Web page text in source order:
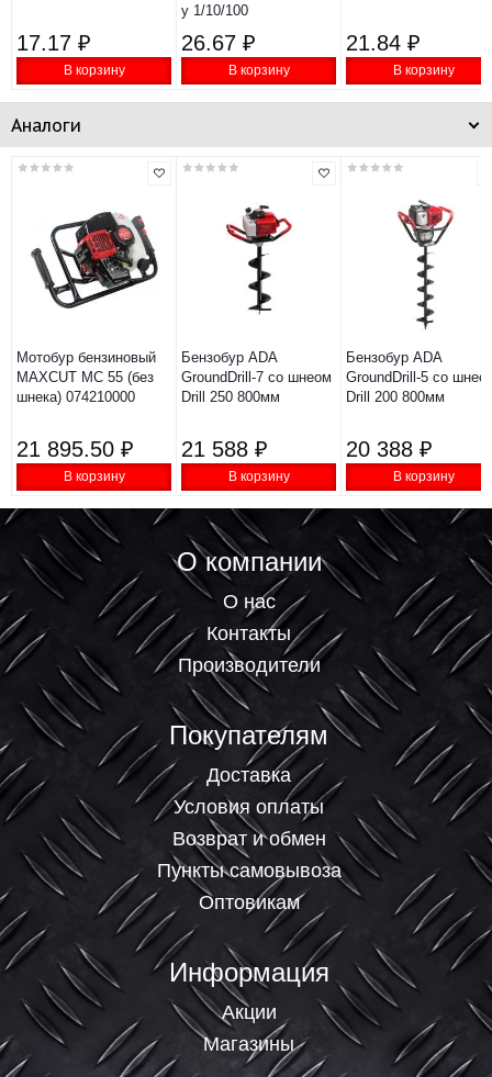
17.17 ₽
В корзину
у 1/10/100
26.67 ₽
В корзину
21.84 ₽
В корзину
Аналоги
Мотобур бензиновый
MAXCUT MC 55 (без
шнека) 074210000
21 895.50 ₽
В корзину
Бензобур ADA
GroundDrill-7 со шнеом
Drill 250 800мм
21 588 ₽
В корзину
Бензобур ADA
GroundDrill-5 со
Drill 200 800мм
20 388 ₽
В корзину
О компании
О нас
Контакты
Производители
Покупателям
Доставка
Условия оплаты
Возврат и обмен
Пункты самовывоза
Оптовикам
Информация
Акции
Магазины